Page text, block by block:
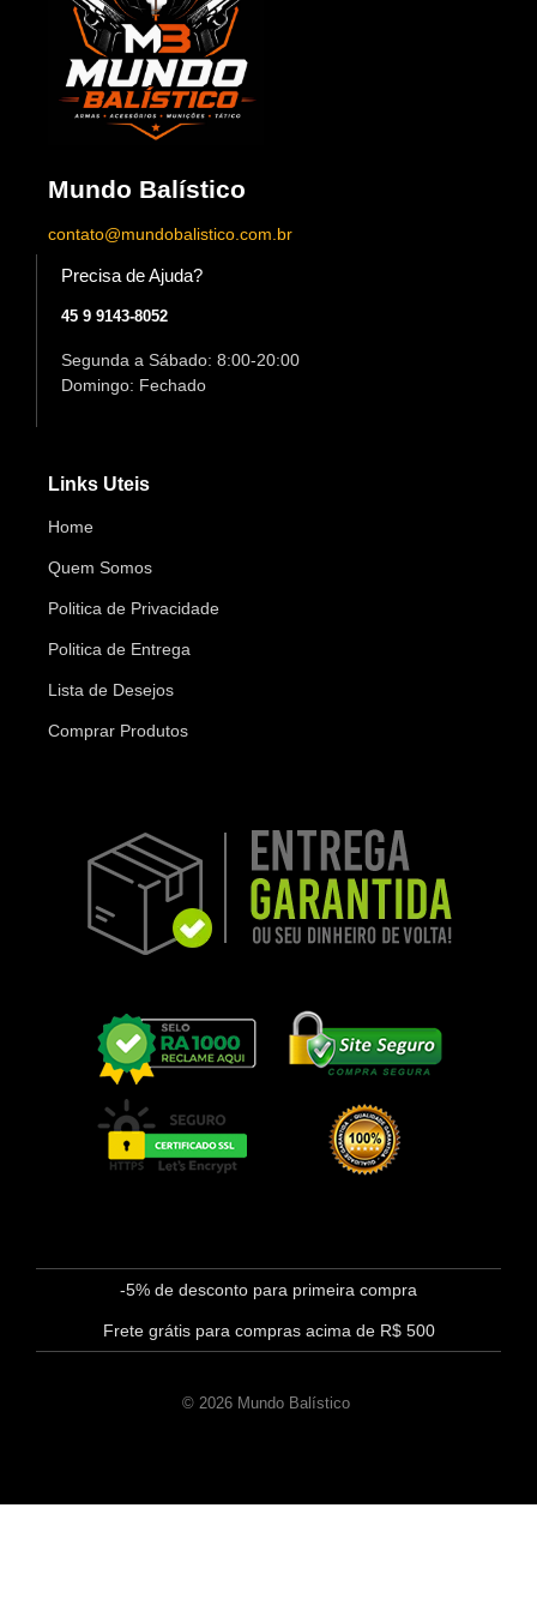
Mundo Balístico
contato@mundobalistico.com.br
Precisa de Ajuda?
45 9 9143-8052
Segunda a Sábado: 8:00-20:00
Domingo: Fechado
Links Uteis
Home
Quem Somos
Politica de Privacidade
Politica de Entrega
Lista de Desejos
Comprar Produtos
-5% de desconto para primeira compra
Frete grátis para compras acima de R$ 500
© 2026 Mundo Balístico